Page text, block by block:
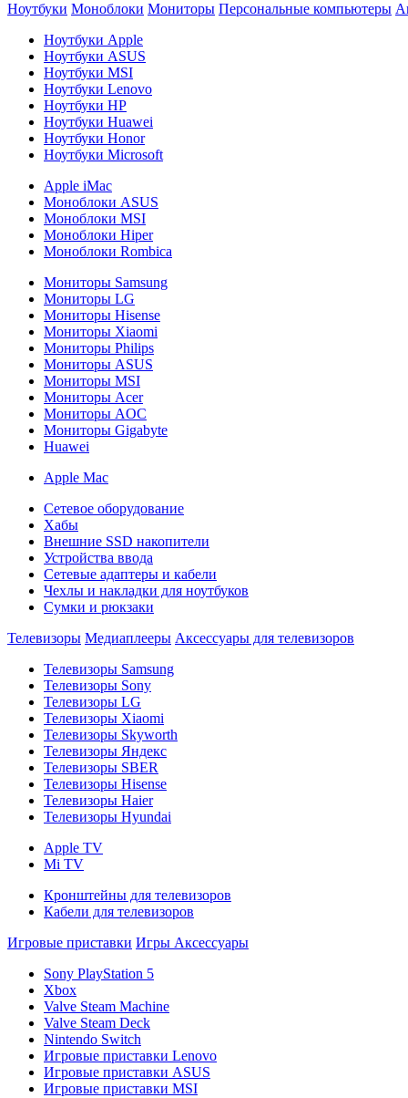
Ноутбуки Моноблоки Мониторы Персональные компьютеры
Ноутбуки Apple
Ноутбуки ASUS
Ноутбуки MSI
Ноутбуки Lenovo
Ноутбуки HP
Ноутбуки Huawei
Ноутбуки Honor
Ноутбуки Microsoft
Apple iMac
Моноблоки ASUS
Моноблоки MSI
Моноблоки Hiper
Моноблоки Rombica
Мониторы Samsung
Мониторы LG
Мониторы Hisense
Мониторы Xiaomi
Мониторы Philips
Мониторы ASUS
Мониторы MSI
Мониторы Acer
Мониторы AOC
Мониторы Gigabyte
Huawei
Apple Mac
Сетевое оборудование
Хабы
Внешние SSD накопители
Устройства ввода
Сетевые адаптеры и кабели
Чехлы и накладки для ноутбуков
Сумки и рюкзаки
Телевизоры Медиаплееры Аксессуары для телевизоров
Телевизоры Samsung
Телевизоры Sony
Телевизоры LG
Телевизоры Xiaomi
Телевизоры Skyworth
Телевизоры Яндекс
Телевизоры SBER
Телевизоры Hisense
Телевизоры Haier
Телевизоры Hyundai
Apple TV
Mi TV
Кронштейны для телевизоров
Кабели для телевизоров
Игровые приставки Игры Аксессуары
Sony PlayStation 5
Xbox
Valve Steam Machine
Valve Steam Deck
Nintendo Switch
Игровые приставки Lenovo
Игровые приставки ASUS
Игровые приставки MSI